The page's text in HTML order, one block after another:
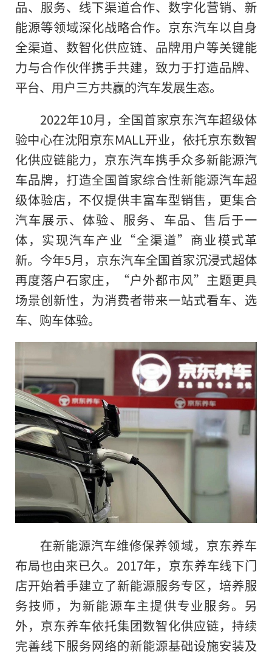
品、服务、线下渠道合作、数字化营销、新
能源等领域深化战略合作。京东汽车以自身
全渠道、数智化供应链、品牌用户等关键能
力与合作伙伴携手共建，致力于打造品牌、
平台、用户三方共赢的汽车发展生态。
2022年10月，全国首家京东汽车超级体
验中心在沈阳京东MALL开业，依托京东数智
化供应链能力，京东汽车携手众多新能源汽
车品牌，打造全国首家综合性新能源汽车超
级体验店，不仅提供丰富车型销售，更集合
汽车展示、体验、服务、车品、售后于一
体，实现汽车产业“全渠道”商业模式革
新。今年5月，京东汽车全国首家沉浸式超体
再度落户石家庄，“户外都市风”主题更具
场景创新性，为消费者带来一站式看车、选
车、购车体验。
在新能源汽车维修保养领域，京东养车
布局也由来已久。2017年，京东养车线下门
店开始着手建立了新能源服务专区，培养服
务技师，为新能源车主提供专业服务。另
外，京东养车依托集团数智化供应链，持续
完善线下服务网络的新能源基础设施安装及